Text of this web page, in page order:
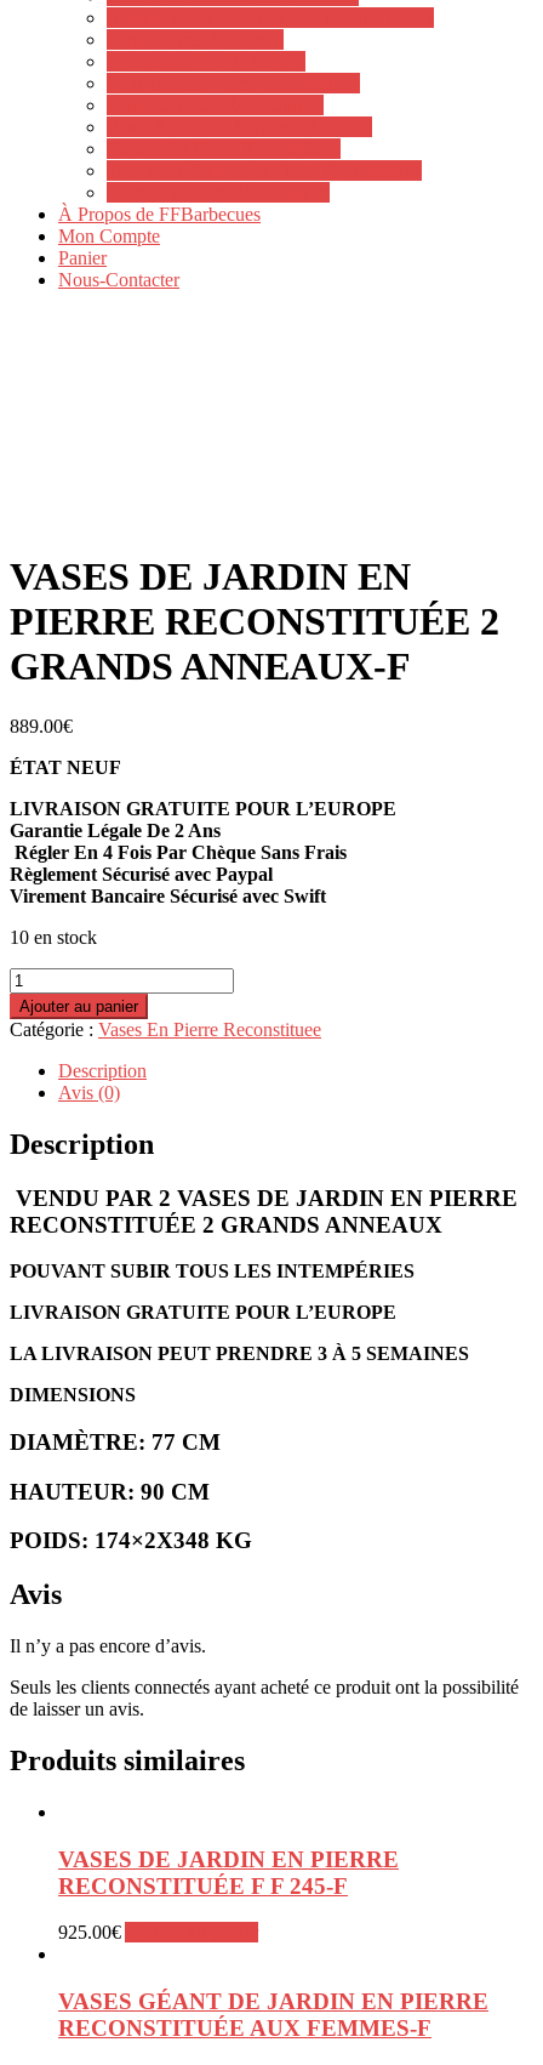
À Propos de FFBarbecues
Mon Compte
Panier
Nous-Contacter
VASES DE JARDIN EN
PIERRE RECONSTITUÉE 2
GRANDS ANNEAUX-F
889.00€
ÉTAT NEUF
LIVRAISON GRATUITE POUR L’EUROPE
Garantie Légale De 2 Ans
Régler En 4 Fois Par Chèque Sans Frais
Règlement Sécurisé avec Paypal
Virement Bancaire Sécurisé avec Swift
10 en stock
quantité
de
VASES
DE
JARDIN
PIERRE
RECONSTITUÉE
2
ANNEAUX-
F
Ajouter au panier
Catégorie : Vases En Pierre Reconstituee
Description
Avis (0)
Description
VENDU PAR 2 VASES DE JARDIN EN PIERRE
RECONSTITUÉE 2 GRANDS ANNEAUX
POUVANT SUBIR TOUS LES INTEMPÉRIES
LIVRAISON GRATUITE POUR L’EUROPE
LA LIVRAISON PEUT PRENDRE 3 À 5 SEMAINES
DIMENSIONS
DIAMÈTRE: 77 CM
HAUTEUR: 90 CM
POIDS: 174×2X348 KG
Avis
Il n’y a pas encore d’avis.
Seuls les clients connectés ayant acheté ce produit ont la possibilité
de laisser un avis.
Produits similaires
VASES DE JARDIN EN PIERRE
RECONSTITUÉE F F 245-F
925.00€
VASES GÉANT DE JARDIN EN PIERRE
RECONSTITUÉE AUX FEMMES-F